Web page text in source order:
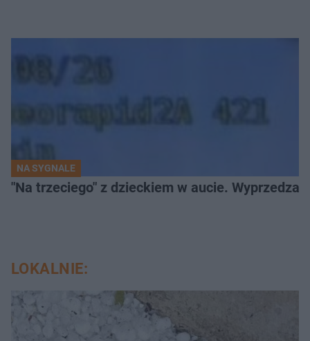
NA SYGNALE
"Na trzeciego" z dzieckiem w aucie.
LOKALNIE: